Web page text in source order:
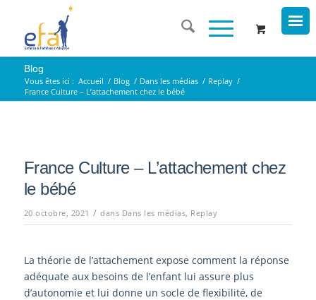
Blog
Vous êtes ici : Accueil / Blog / Dans les médias / Replay /
France Culture – L’attachement chez le bébé
France Culture – L’attachement chez
le bébé
20 octobre, 2021 / dans Dans les médias, Replay
La théorie de l’attachement expose comment la réponse
adéquate aux besoins de l’enfant lui assure plus
d’autonomie et lui donne un socle de flexibilité, de